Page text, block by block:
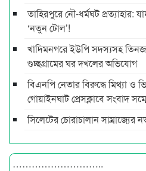
তাহিরপুরে নৌ-ধর্মঘট প্রত্যাহার:
‘নতুন টোল’!
খাদিমনগরে ইউপি সদস্যসহ
গুচ্ছগ্রামের ঘর দখলের অভিযোগ
বিএনপি নেতার বিরুদ্ধে মিথ্যা ও
গোয়াইনঘাট প্রেসক্লাবে সংবাদ
সিলেটের চোরাচালান সাম্রাজ্যের
………………………..